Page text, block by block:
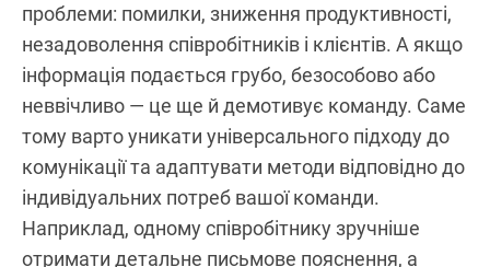
проблеми: помилки, зниження продуктивності,
незадоволення співробітників і клієнтів. А якщо
інформація подається грубо, безособово або
неввічливо — це ще й демотивує команду. Саме
тому варто уникати універсального підходу до
комунікації та адаптувати методи відповідно до
індивідуальних потреб вашої команди.
Наприклад, одному співробітнику зручніше
отримати детальне письмове пояснення, а